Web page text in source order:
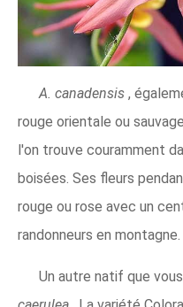
A. canadensis ,
rouge orientale ou
l'on trouve couramment
boisées. Ses fleurs
rouge ou rose avec un
randonneurs en montagne.
Un autre natif que